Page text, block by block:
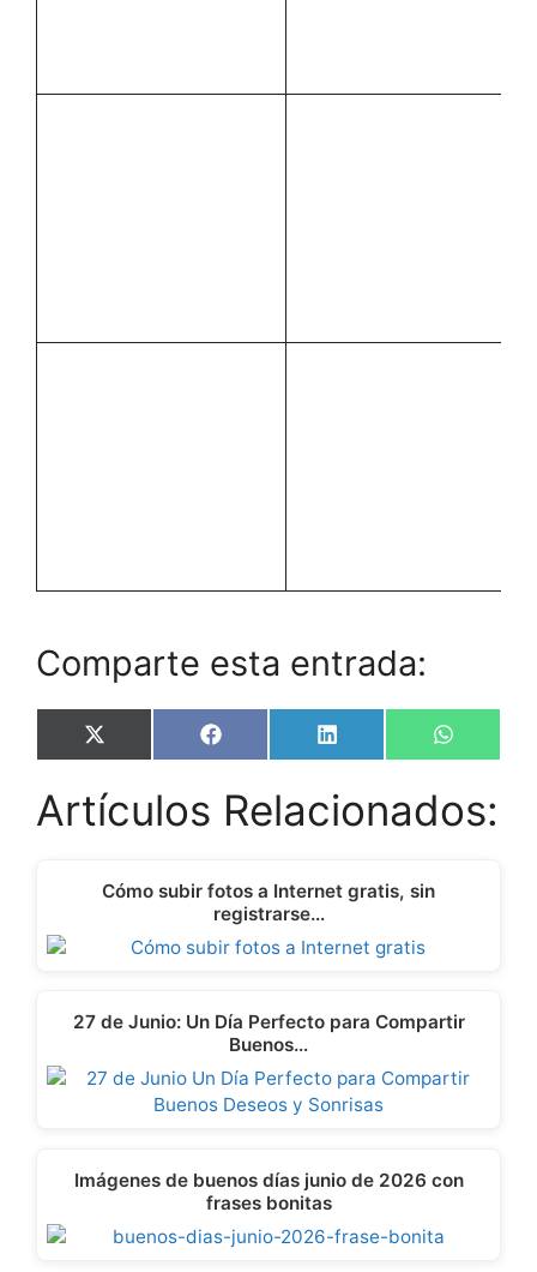
Comparte esta entrada:
Share
on
X
(
w
i
e
Share
on
F
a
e
b
k
Share
on
L
i
k
e
n
Share
on
W
h
t
s
Artículos Relacionados:
Cómo subir fotos a Internet gratis, sin
registrarse…
27 de Junio: Un Día Perfecto para Compartir
Buenos…
Imágenes de buenos días junio de 2026 con
frases bonitas